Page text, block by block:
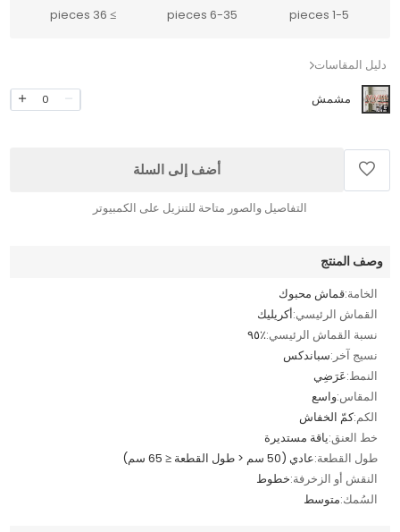
1-5 pieces
6-35 pieces
≥ 36 pieces
دليل المقاسات
مشمش
0
أضف إلى السلة
التفاصيل والصور متاحة للتنزيل على الكمبيوتر
وصف المنتج
الخامة:قماش محبوك
القماش الرئيسي:أكريليك
نسبة القماش الرئيسي:٪٩٥
نسيج آخر:سباندكس
النمط:عَرَضِي
المقاس:واسع
الكم:كمّ الخفاش
خط العنق:ياقة مستديرة
طول القطعة:عادي (50 سم < طول القطعة ≤ 65 سم)
النقش أو الزخرفة:خطوط
السُمك:متوسط